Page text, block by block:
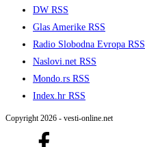
DW RSS
Glas Amerike RSS
Radio Slobodna Evropa RSS
Naslovi.net RSS
Mondo.rs RSS
Index.hr RSS
Copyright 2026 - vesti-online.net